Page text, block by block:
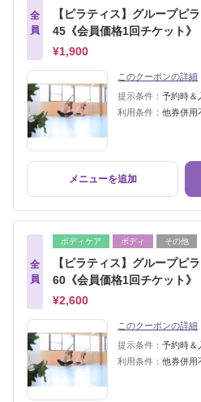
全
員
【ピラティス】グループピ
45《会員価格1回チケット》
¥1,900
このクーポンの詳細
提示条件： 予約時＆
利用条件： 他券併用
メニューを追加
全
員
ボディケア ボディ その他
【ピラティス】グループピ
60《会員価格1回チケット》
¥2,600
このクーポンの詳細
提示条件： 予約時＆
利用条件： 他券併用